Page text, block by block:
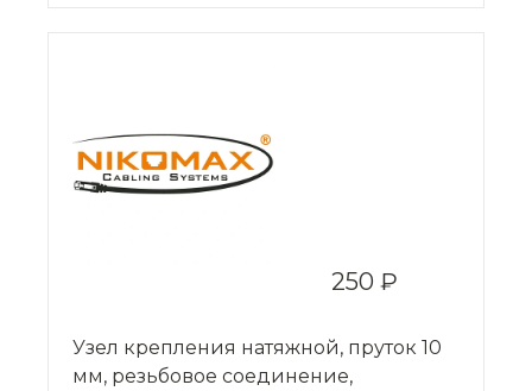
250 ₽
Узел крепления натяжной, пруток 10
мм, резьбовое соединение,